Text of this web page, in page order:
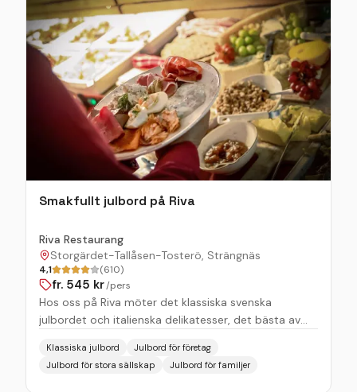
Smakfullt julbord på Riva
Riva Restaurang
Storgärdet-Tallåsen-Tosterö, Strängnäs
4,1 (610)
fr. 545 kr/pers
Hos oss på Riva möter det klassiska svenska
julbordet och italienska delikatesser, det bästa av
En generös buffé, härlig stämning och ett
dessertbord som avslutar kvällen på bästa sätt. Hos
Klassiska julbord
Julbord för företag
Julbord för stora sällskap
Julbord för familjer